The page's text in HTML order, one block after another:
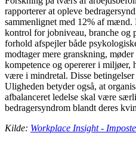
rapporterer at opleve
sammenlignet med 12% af mænd.
kontrol for jobniveau, branche og
forhold afspejler både
modtager mere granskning,
kompetence og opererer i miljøer,
være i mindretal. Disse
Uligheden betyder også, at
afbalanceret ledelse skal være
bedragersyndrom blandt deres
Kilde: Workplace Insight -